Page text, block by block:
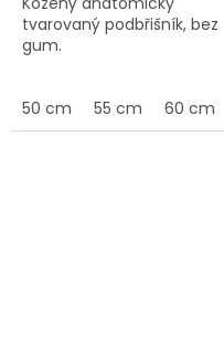
tvarovaný podbřišník, bez
gum.
50 cm 55 cm 60 cm